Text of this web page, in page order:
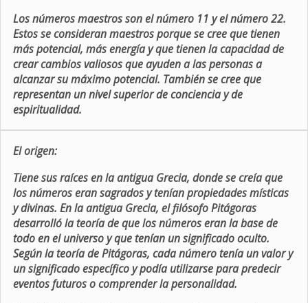
Los números maestros son el número 11 y el número 22.
Estos se consideran maestros porque se cree que tienen
más potencial, más energía y que tienen la capacidad de
crear cambios valiosos que ayuden a las personas a
alcanzar su máximo potencial. También se cree que
representan un nivel superior de conciencia y de
espiritualidad.
El origen:
Tiene sus raíces en la antigua Grecia, donde se creía que
los números eran sagrados y tenían propiedades místicas
y divinas. En la antigua Grecia, el filósofo Pitágoras
desarrolló la teoría de que los números eran la base de
todo en el universo y que tenían un significado oculto.
Según la teoría de Pitágoras, cada número tenía un valor y
un significado específico y podía utilizarse para predecir
eventos futuros o comprender la personalidad.